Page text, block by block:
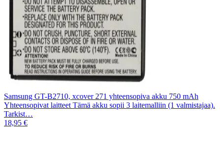
Samsung GT-B2710, xcover 271 yhteensopiva akku 750 mAh
Yhteensopivat laitteet Tämä akku sopii 3 laitemalliin (1 valmistajaa).
Tarkist…
18,95 €